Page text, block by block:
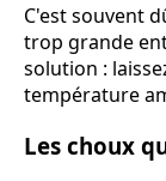
C'est souvent
trop grande
solution :
température
Les choux